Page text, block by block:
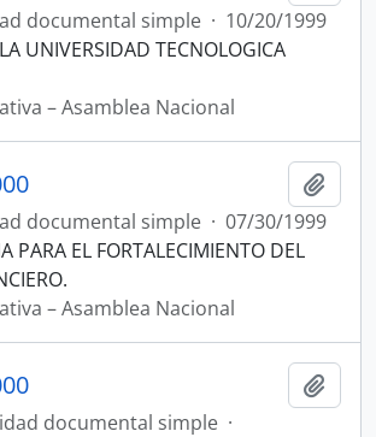
documental simple · 10/20/1999
UNIVERSIDAD TECNOLOGICA
– Asamblea Nacional
documental simple · 07/30/1999
PARA EL FORTALECIMIENTO DEL
– Asamblea Nacional
documental simple ·